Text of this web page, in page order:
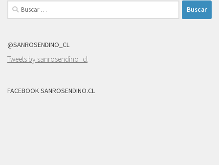
Buscar:
@SANROSENDINO_CL
Tweets by sanrosendino_cl
FACEBOOK SANROSENDINO.CL